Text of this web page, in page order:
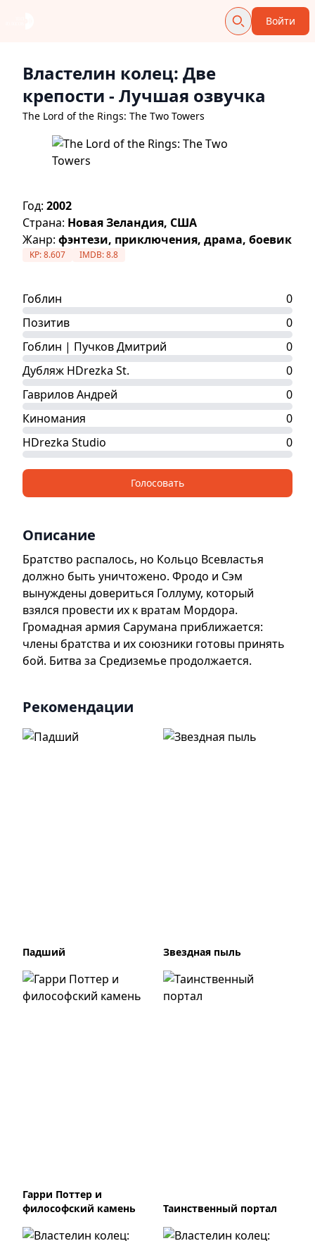
Войти
Властелин колец: Две
крепости - Лучшая озвучка
The Lord of the Rings: The Two Towers
Год: 2002
Страна: Новая Зеландия, США
Жанр: фэнтези, приключения, драма, боевик
KP:8.607 IMDB:8.8
Гоблин
0
Позитив
0
Гоблин | Пучков Дмитрий
0
Дубляж HDrezka St.
0
Гаврилов Андрей
0
Киномания
0
HDrezka Studio
0
Голосовать
Описание
Братство распалось, но Кольцо Всевластья
должно быть уничтожено. Фродо и Сэм
вынуждены довериться Голлуму, который
взялся провести их к вратам Мордора.
Громадная армия Сарумана приближается:
члены братства и их союзники готовы принять
бой. Битва за Средиземье продолжается.
Рекомендации
Падший Звездная пыль
Гарри Поттер и
философский камень
Таинственный портал